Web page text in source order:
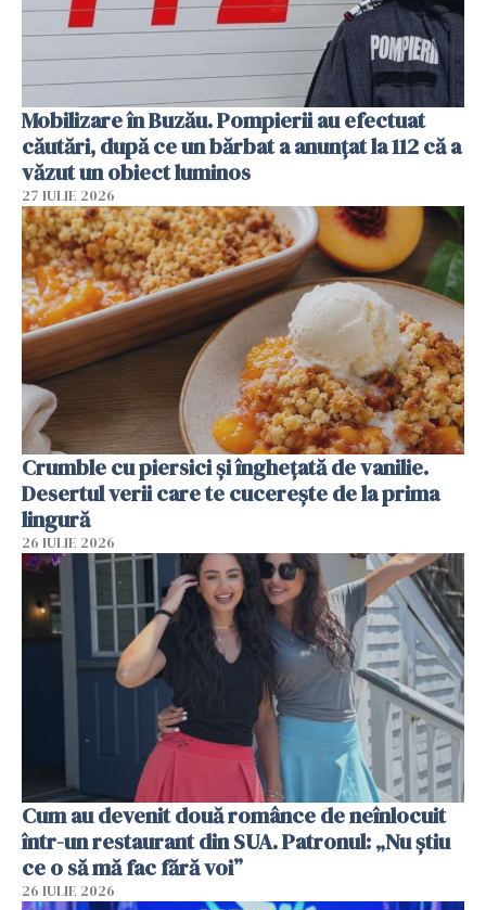
Mobilizare în Buzău. Pompierii au efectuat
căutări, după ce un bărbat a anunțat la 112 că a
văzut un obiect luminos
27 IULIE 2026
Crumble cu piersici și înghețată de vanilie.
Desertul verii care te cucerește de la prima
lingură
26 IULIE 2026
Cum au devenit două românce de neînlocuit
într-un restaurant din SUA. Patronul: „Nu știu
ce o să mă fac fără voi”
26 IULIE 2026